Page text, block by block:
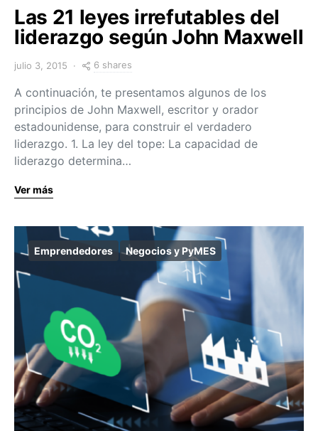
Las 21 leyes irrefutables del
liderazgo según John Maxwell
julio 3, 2015 6 shares
A continuación, te presentamos algunos de los
principios de John Maxwell, escritor y orador
estadounidense, para construir el verdadero
liderazgo. 1. La ley del tope: La capacidad de
liderazgo determina…
Ver más
Emprendedores Negocios y PyMES